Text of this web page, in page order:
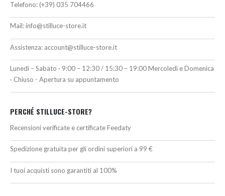
Telefono: (+39) 035 704466
Mail:info@stilluce-store.it
Assistenza: account@stilluce-store.it
Lunedì – Sabato · 9:00 – 12:30 / 15:30 – 19:00 Mercoledì e Domenica
· Chiuso - Apertura su appuntamento
PERCHÉ STILLUCE-STORE?
Recensioni verificate e certificate Feedaty
Spedizione gratuita per gli ordini superiori a 99 €
I tuoi acquisti sono garantiti al 100%